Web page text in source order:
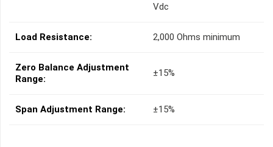
Vdc
Load Resistance: 2,000 Ohms minimum
Zero Balance Adjustment
Range:
±15%
Span Adjustment Range: ±15%